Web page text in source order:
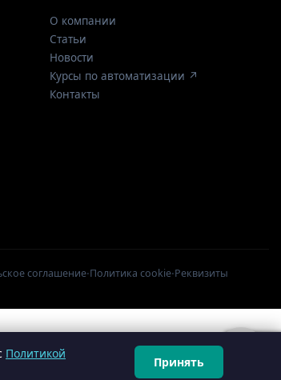
О компании
Статьи
Новости
Курсы по автоматизации ↗
Контакты
соглашение·Политика cookie·Реквизиты
Политикой
Принять